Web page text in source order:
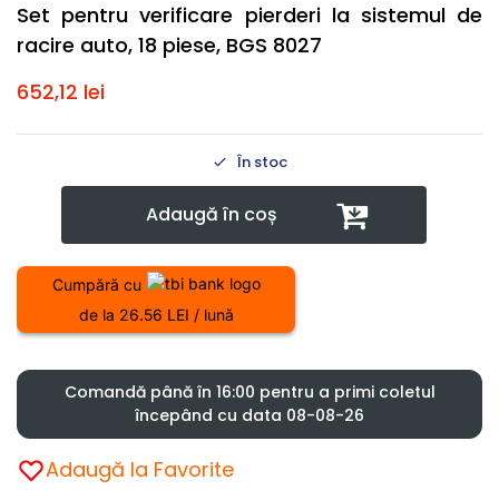
Set pentru verificare pierderi la sistemul de
racire auto, 18 piese, BGS 8027
652,12 lei
În stoc
Adaugă în coș
Cumpără cu
de la 26.56 LEI / lună
Comandă până în 16:00 pentru a primi coletul
începând cu data 08-08-26
Adaugă la Favorite